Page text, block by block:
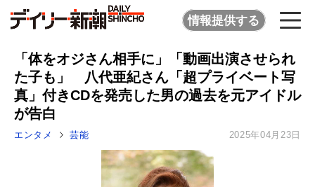
情報提供する
「体をオジさん相手に」「動画出演させられ
た子も」 八代亜紀さん「超プライベート写
真」付きCDを発売した男の過去を元アイドル
が告白
エンタメ 芸能 2025年04月23日